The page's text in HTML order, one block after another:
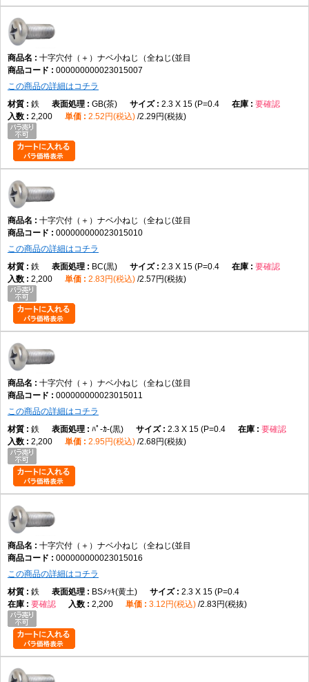
表面処理
使用環境に適した仕様を選ぶ
使用環境
締結相手や施工条件に合わせて選定する
向いている用途
機械装置の組立
電子機器
制御盤
各種設備
保守・交換作業
向かない用途
頭部を部材表面へ埋め込みたい用途
六角レンチによる締付が必要な用途
データに記載のない性能が必要な用途
規格について
小ねじにはJISやISOで規定されている形状がありますが、データには具体
ません。規格指定が必要な場合はメーカー仕様をご確認ください。
よくある質問（FAQ）
Q1. この商品は何ですか。
A1. 十字穴付きのなべ頭を採用した全ねじタイプの小ねじです。
Q2. 全ねじとは何ですか。
A2. 軸部全体にねじ山が加工された形状です。
Q3. なべ頭の特徴は何ですか。
A3. 丸みのある頭部形状で、幅広い締結用途に使用されます。
Q4. 材質は何ですか。
十字穴付（＋）ナベ小ねじ（全ねじ(並目
000000000023015007
この商品の詳細はコチラ
鉄
GB(茶) 2.3 X 15 (P=0.4
要確認
2,200
2.52円(税込) 2.29円(税抜)
十字穴付（＋）ナベ小ねじ（全ねじ(並目
000000000023015010
この商品の詳細はコチラ
鉄
BC(黒) 2.3 X 15 (P=0.4
要確認
2,200
2.83円(税込) 2.57円(税抜)
十字穴付（＋）ナベ小ねじ（全ねじ(並目
000000000023015011
この商品の詳細はコチラ
鉄
ﾊﾟ-ｶ-(黒) 2.3 X 15 (P=0.4
要確認
2,200
2.95円(税込) 2.68円(税抜)
十字穴付（＋）ナベ小ねじ（全ねじ(並目
000000000023015016
この商品の詳細はコチラ
鉄
BSﾒｯｷ(黄土)
2.3 X 15 (P=0.4
要確認
2,200 3.12円(税込) 2.83円(税抜)